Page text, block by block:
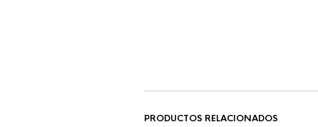
PRODUCTOS RELACIONADOS